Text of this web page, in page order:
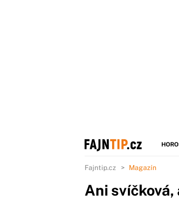
Fajntip.cz Magazín
Ani svíčková,